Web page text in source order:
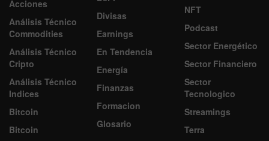
Acciones
Análisis Técnico
Commodities
Análisis Técnico
Cripto
Análisis Técnico
Indices
Bitcoin
Bitcoin
Divisas
Earnings
En Tendencia
Energía
Finanzas
Formacion
Glosario
NFT
Podcast
Sector Energético
Sector Financiero
Sector
Tecnologico
Streamings
Terra